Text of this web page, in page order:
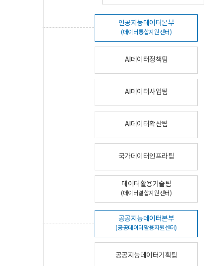
인공지능데이터본부
(데이터통합지원센터)
AI데이터정책팀
AI데이터사업팀
AI데이터확산팀
국가데이터인프라팀
데이터활용기술팀
(데이터결합지원센터)
공공지능데이터본부
(공공데이터활용지원센터)
공공지능데이터기획팀